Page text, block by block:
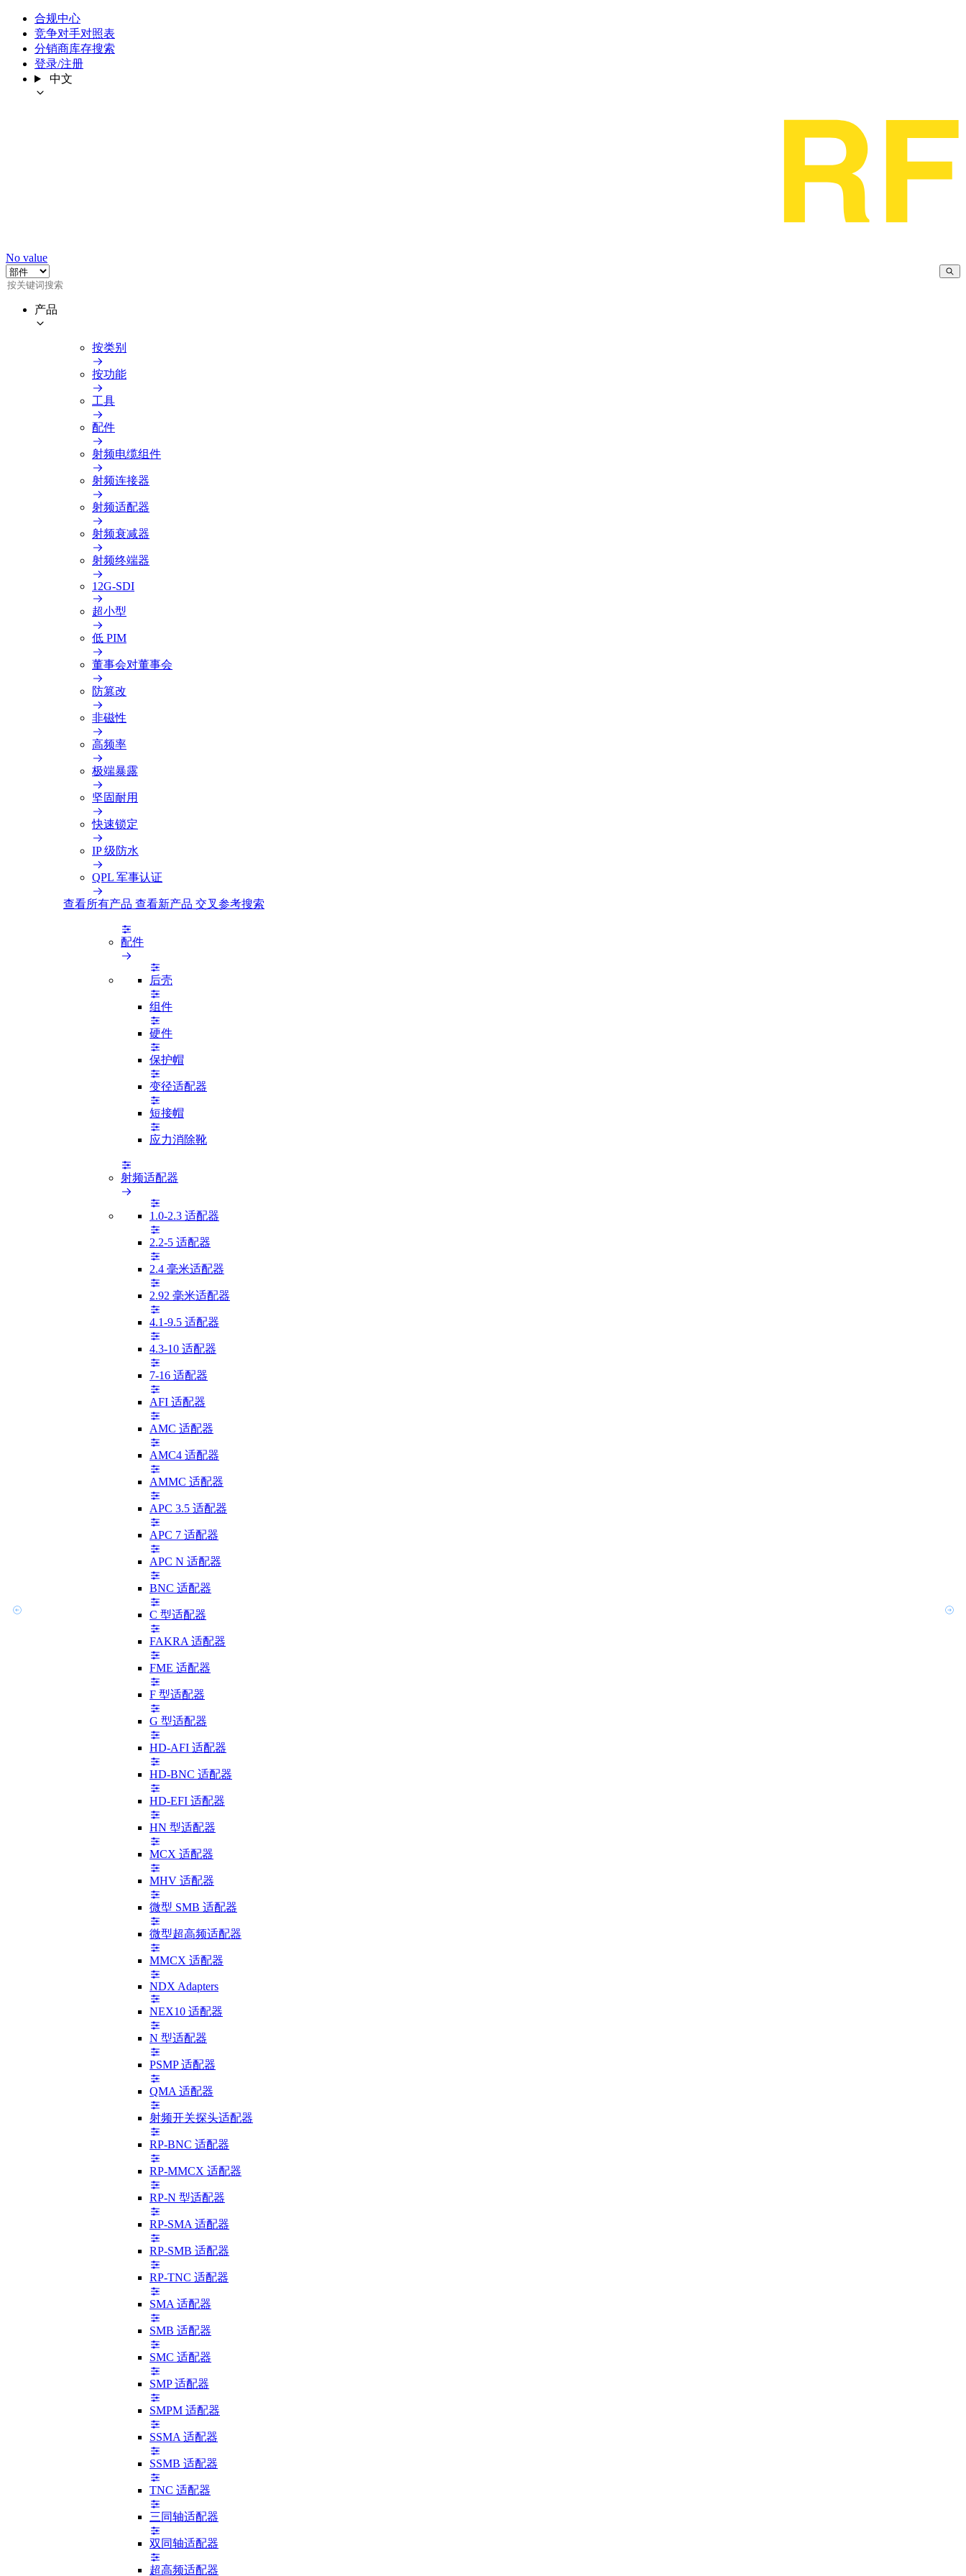
合规中心
竞争对手对照表
分销商库存搜索
登录/注册
中文
No value
产品
按类别
按功能
工具
配件
射频电缆组件
射频连接器
射频适配器
射频衰减器
射频终端器
12G-SDI
超小型
低 PIM
董事会对董事会
防篡改
非磁性
高频率
极端暴露
坚固耐用
快速锁定
IP 级防水
QPL 军事认证
查看所有产品 查看新产品 交叉参考搜索
配件
后壳
组件
硬件
保护帽
变径适配器
短接帽
应力消除靴
射频适配器
1.0-2.3 适配器
2.2-5 适配器
2.4 毫米适配器
2.92 毫米适配器
4.1-9.5 适配器
4.3-10 适配器
7-16 适配器
AFI 适配器
AMC 适配器
AMC4 适配器
AMMC 适配器
APC 3.5 适配器
APC 7 适配器
APC N 适配器
BNC 适配器
C 型适配器
FAKRA 适配器
FME 适配器
F 型适配器
G 型适配器
HD-AFI 适配器
HD-BNC 适配器
HD-EFI 适配器
HN 型适配器
MCX 适配器
MHV 适配器
微型 SMB 适配器
微型超高频适配器
MMCX 适配器
NDX Adapters
NEX10 适配器
N 型适配器
PSMP 适配器
QMA 适配器
射频开关探头适配器
RP-BNC 适配器
RP-MMCX 适配器
RP-N 型适配器
RP-SMA 适配器
RP-SMB 适配器
RP-TNC 适配器
SMA 适配器
SMB 适配器
SMC 适配器
SMP 适配器
SMPM 适配器
SSMA 适配器
SSMB 适配器
TNC 适配器
三同轴适配器
双同轴适配器
超高频适配器